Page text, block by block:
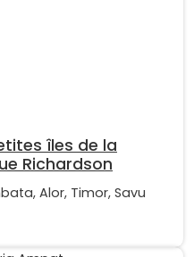
îles de la
Richardson
Alor, Timor, Savu